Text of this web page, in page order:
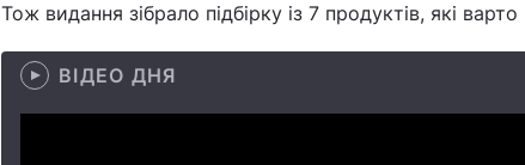
Тож видання зібрало підбірку із 7 продуктів, які
ВІДЕО ДНЯ